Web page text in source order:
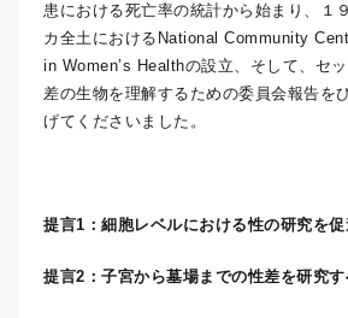
患における死亡率の統計から始まり、１
カ全土におけるNational Community
in Women’s Healthの設立、そして、セ
差の生物を理解するための委員会報告を
げてくださいました。
提言1：細胞レベルにおける性の研究を
提言2：子宮から墓場までの性差を研究